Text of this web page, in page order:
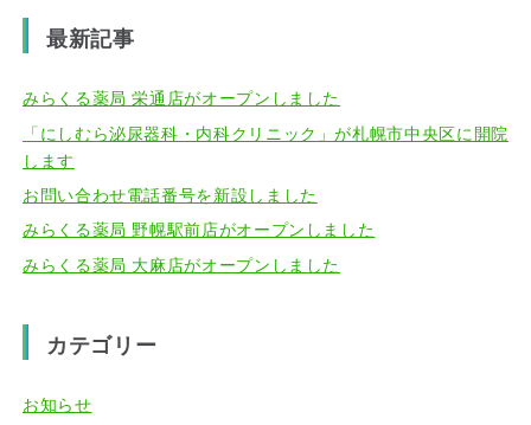
最新記事
みらくる薬局 栄通店がオープンしました
「にしむら泌尿器科・内科クリニック」が札幌市中央区に開院
します
お問い合わせ電話番号を新設しました
みらくる薬局 野幌駅前店がオープンしました
みらくる薬局 大麻店がオープンしました
カテゴリー
お知らせ